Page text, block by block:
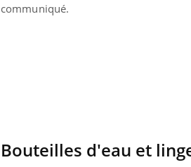
communiqué.
Bouteilles d'eau et